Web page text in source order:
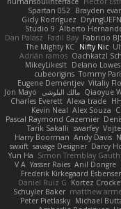
Spartan 052
Brayden
Gicly Rodríguez DryingUEFN
Studio 9 Alberto
Dan Palasz Fadil Bay Fabricio
The Mighty KC Nifty Nic
Adrián ramos Oachkatzl
MikeyLikesIt Delano Lowes
cubeorigins Tommy
Eugene Dementjev Vitaliy
Jon Mayo مالك البلوشي Qiaoyue
Charles Everett Alexa trade HH
Kevin Neal Alex Souza
Pascal Raymond Cazemier
Tarik Sakalli swarfey
Harry Boorman Andy Davis
swxift savage Designer Darcy
Yun Ha Simon Tremblay
V A Yasser Raies Anil Dongre
Frederik Kirkegaard
Daniel Ruiz G Kortez
Schuyler Baker matthew
Peter Pietlasky Michael